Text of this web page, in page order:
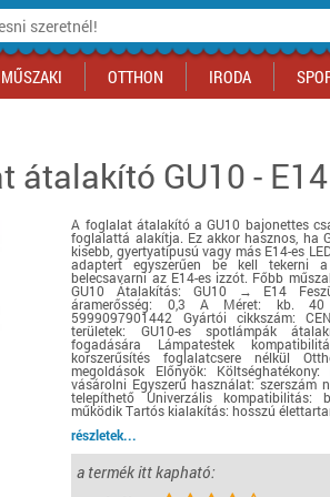
Sport akciók
Regisztrálj az oldalunkra INGYEN
Regisztrálj az oldalunkra INGYEN
MŰSZAKI
Regisztrálj az oldalunkra INGYEN
OTTHON
Építkezés
Iskolakezdés, papír, írószer
Háziállatok
Bébi
Gyógyászati segédeszköz
Regisztrálj az oldalunkra INGYEN
IRODA
Regisztrálj az oldalunkra INGYEN
gördeszka, roller
Fitneszközpont
Motor
Regisztrálj az oldalunkra INGYEN
parkolás
Regisztrálj az oldalunkra INGYEN
sütemények
Regisztrálj az oldalunkra INGYEN
átalakító GU10 - E14
A foglalat átalakító a GU10 bajonettes
foglalattá alakítja. Ez akkor hasznos, ha
kisebb, gyertyatípusú vagy más E14-es
adaptert egyszerűen be kell tekerni
belecsavarni az E14-es izzót. Főbb
GU10 Átalakítás: GU10 → E14
áramerősség: 0,3 A Méret: kb.
5999097901442 Gyártói cikkszám:
területek: GU10-es spotlámpák
fogadására Lámpatestek
korszerűsítés foglalatcsere nélkül
megoldások Előnyök:
vásárolni Egyszerű használat: szerszám
telepíthető Univerzális kompatibilitás:
működik Tartós kialakítás: hosszú
részletek...
a termék itt kapható: